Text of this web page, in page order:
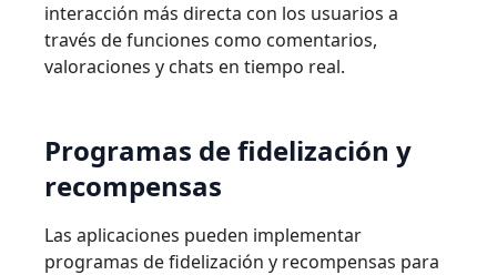
interacción más directa con los usuarios a
través de funciones como comentarios,
valoraciones y chats en tiempo real.
Programas deﬁdelización y
recompensas
Las aplicaciones pueden implementar
programas de ﬁdelización y recompensas para